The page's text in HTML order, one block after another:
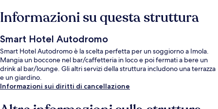
Informazioni su questa struttura
Smart Hotel Autodromo
Smart Hotel Autodromo è la scelta perfetta per un soggiorno a Imola.
Mangia un boccone nel bar/caffetteria in loco e poi fermati a bere un
drink al bar/lounge. Gli altri servizi della struttura includono una terrazza
e un giardino.
Informazioni sui diritti di cancellazione